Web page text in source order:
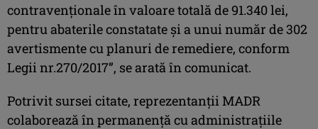
contravenţionale în valoare totală de 91.340 lei,
pentru abaterile constatate şi a unui număr de 302
avertismente cu planuri de remediere, conform
Legii nr.270/2017”, se arată în comunicat.
Potrivit sursei citate, reprezentanţii MADR
colaborează în permanenţă cu administraţiile